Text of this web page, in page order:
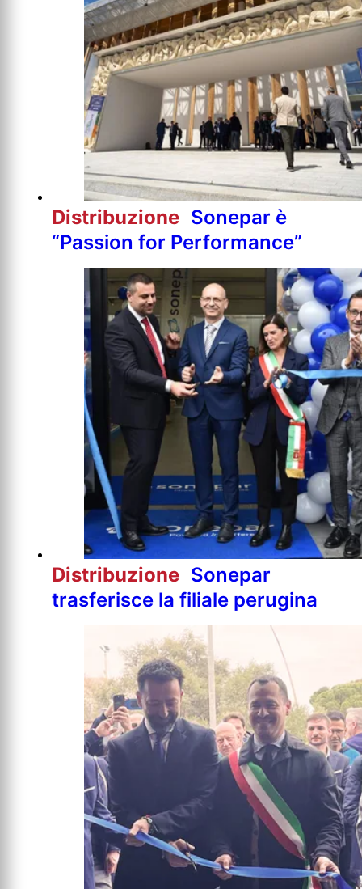
Distribuzione Sonepar è
“Passion for Performance”
Distribuzione Sonepar
trasferisce la filiale perugina